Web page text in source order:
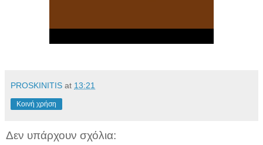
PROSKINITIS at 13:21
Κοινή χρήση
Δεν υπάρχουν σχόλια: